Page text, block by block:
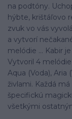
na podtóny.
hýbte, krištáľovo
zvuk vo vás
a vytvorí
melódie ... Kabir
Vytvoril 4 melódie
Aqua (Voda), Aria
živlami. Každá má
špecifickú
všetkými